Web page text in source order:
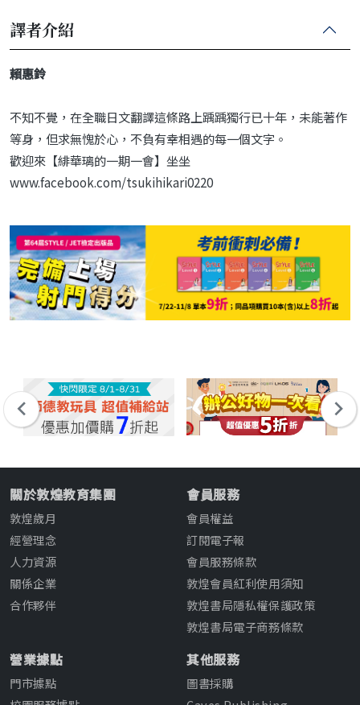
譯者介紹
賴惠鈴
不知不覺，在全職日文翻譯這條路上踽踽獨行已十年，未能著作
等身，但求無愧於心，不負有幸相遇的每一個文字。
歡迎來【緋華璃的一期一會】坐坐
www.facebook.com/tsukihikari0220
關於敦煌教育集團
敦煌歲月
經營理念
人力資源
關係企業
合作夥伴
會員服務
會員權益
訂閱電子報
會員服務條款
敦煌會員紅利使用須知
敦煌書局隱私權保護政策
敦煌書局電子商務條款
營業據點
門市據點
其他服務
圖書採購